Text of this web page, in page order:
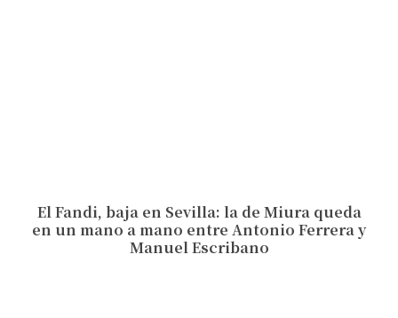
El Fandi, baja en Sevilla: la de Miura queda
en un mano a mano entre Antonio Ferrera y
Manuel Escribano